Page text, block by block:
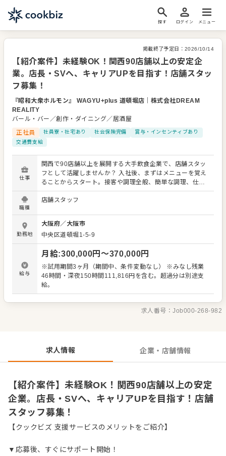
探す ログイン メニュー
掲載終了予定日： 2026/10/14
【紹介案件】未経験OK！関西90店舗以上の安定企
業。店長・SVへ、キャリアUPを目指す！店舗スタッ
フ募集！
『昭和大衆ホルモン』 WAGYU+plus 道頓堀店
株式会社DREAM
REALITY
バール・バー／創作・ダイニング／居酒屋
正社員
社員寮・社宅あり 社会保険完備
賞与・インセンティブあり
交通費支給
仕事
関西で90店舗以上を展開する大手飲食企業で、店舗スタッ
フとして活躍しませんか？ 入社後、まずはメニューを覚え
ることからスタート。接客や調理全般、簡単な調理、仕入
れ・在庫管理、アルバイトスタッフの教育など、多岐にわ
たる業務をお任せします。 季節限定メニューにも携わり、
デアも大歓迎。経験が浅い方も先輩スタッフが丁寧にサポ
ートします。出店予定が豊富で、将来は店長、料理長、SV
といった本部職への昇格、あるいは独立も目指せます。 ＜
おすすめポイント＞ 第9回など複数回にわたり「働きたい
店舗アワード」受賞の、人を大切にする企業です。独立支
援制度あり。関西で90店舗以上の安定企業で、キャリアア
ップのチャンスが豊富です。
職種
店舗スタッフ
勤務地
大阪府／ 大阪市
中央区道頓堀1-5-9
給与
月給:300,000円〜370,000円
※試用期間3ヶ月（期間中、条件変動なし） ※みなし残業
46時間・深夜150時間111,816円を含む。超過分は別途支
給。
求人番号：Job000-268-982
求人情報 企業・店舗情報
【紹介案件】未経験OK！関西90店舗以上の安定
企業。店長・SVへ、キャリアUPを目指す！店舗
スタッフ募集！
【クックビズ 支援サービスのメリットをご紹介】
▼応募後、すぐにサポート開始！